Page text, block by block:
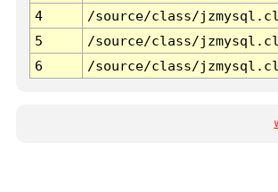
4
/source/class/
5
/source/class/
6
/source/class/